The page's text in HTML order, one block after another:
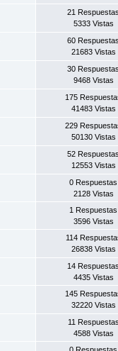
21 Respuestas
5333 Vistas
60 Respuestas
21683 Vistas
30 Respuestas
9468 Vistas
175
41483 Vistas
229
50130 Vistas
52 Respuestas
12553 Vistas
0 Respuestas
2128 Vistas
1 Respuestas
3596 Vistas
114
26838 Vistas
14 Respuestas
4435 Vistas
145
32220 Vistas
11 Respuestas
4588 Vistas
0 Respuestas